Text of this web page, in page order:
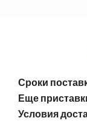
Сроки
Еще
Условия